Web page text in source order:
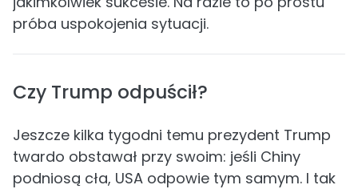
próba uspokojenia sytuacji.
Czy Trump odpuścił?
Jeszcze kilka tygodni temu prezydent Trump
twardo obstawał przy swoim: jeśli Chiny
podniosą cła, USA odpowie tym samym. I tak